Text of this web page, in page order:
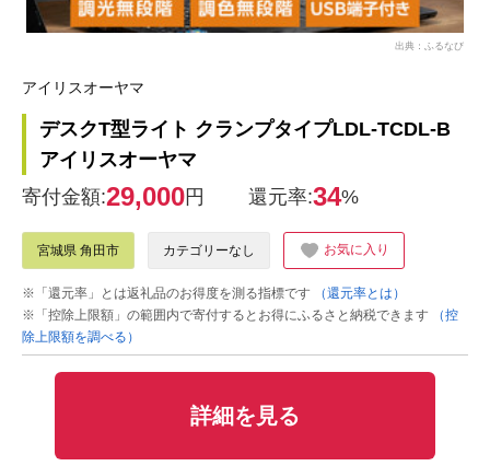
出典：ふるなび
アイリスオーヤマ
デスクT型ライト クランプタイプLDL-TCDL-B
アイリスオーヤマ
寄付金額:29,000円 還元率:34%
宮城県 角田市 カテゴリーなし お気に入り
※「還元率」とは返礼品のお得度を測る指標です
（還元率とは）
※「控除上限額」の範囲内で寄付するとお得にふるさと納税できます
（控
除上限額を調べる）
詳細を見る